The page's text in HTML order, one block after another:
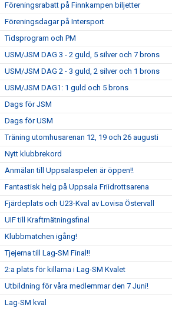
Föreningsrabatt på Finnkampen biljetter
Föreningsdagar på Intersport
Tidsprogram och PM
USM/JSM DAG 3 - 2 guld, 5 silver och 7 brons
USM/JSM DAG 2 - 3 guld, 2 silver och 1 brons
USM/JSM DAG1: 1 guld och 5 brons
Dags för JSM
Dags för USM
Träning utomhusarenan 12, 19 och 26 augusti
Nytt klubbrekord
Anmälan till Uppsalaspelen är öppen!!
Fantastisk helg på Uppsala Friidrottsarena
Fjärdeplats och U23-Kval av Lovisa Östervall
UIF till Kraftmätningsfinal
Klubbmatchen igång!
Tjejerna till Lag-SM Final!!
2:a plats för killarna i Lag-SM Kvalet
Utbildning för våra medlemmar den 7 Juni!
Lag-SM kval